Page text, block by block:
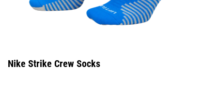
Nike Strike Crew Socks